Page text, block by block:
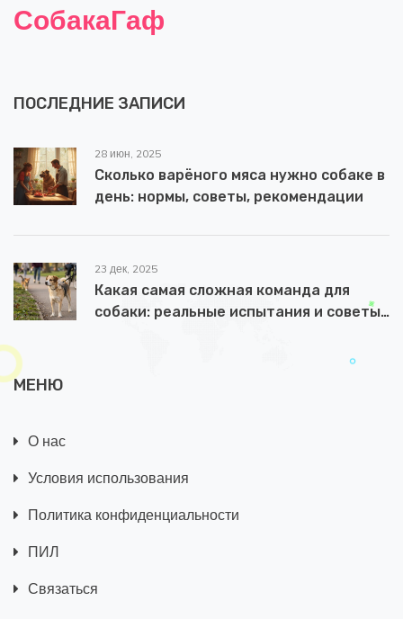
СобакаГаф
ПОСЛЕДНИЕ ЗАПИСИ
28 июн, 2025
Сколько варёного мяса нужно собаке в
день: нормы, советы, рекомендации
23 дек, 2025
Какая самая сложная команда для
собаки: реальные испытания и советы
МЕНЮ
О нас
Условия использования
Политика конфиденциальности
ПИЛ
Связаться